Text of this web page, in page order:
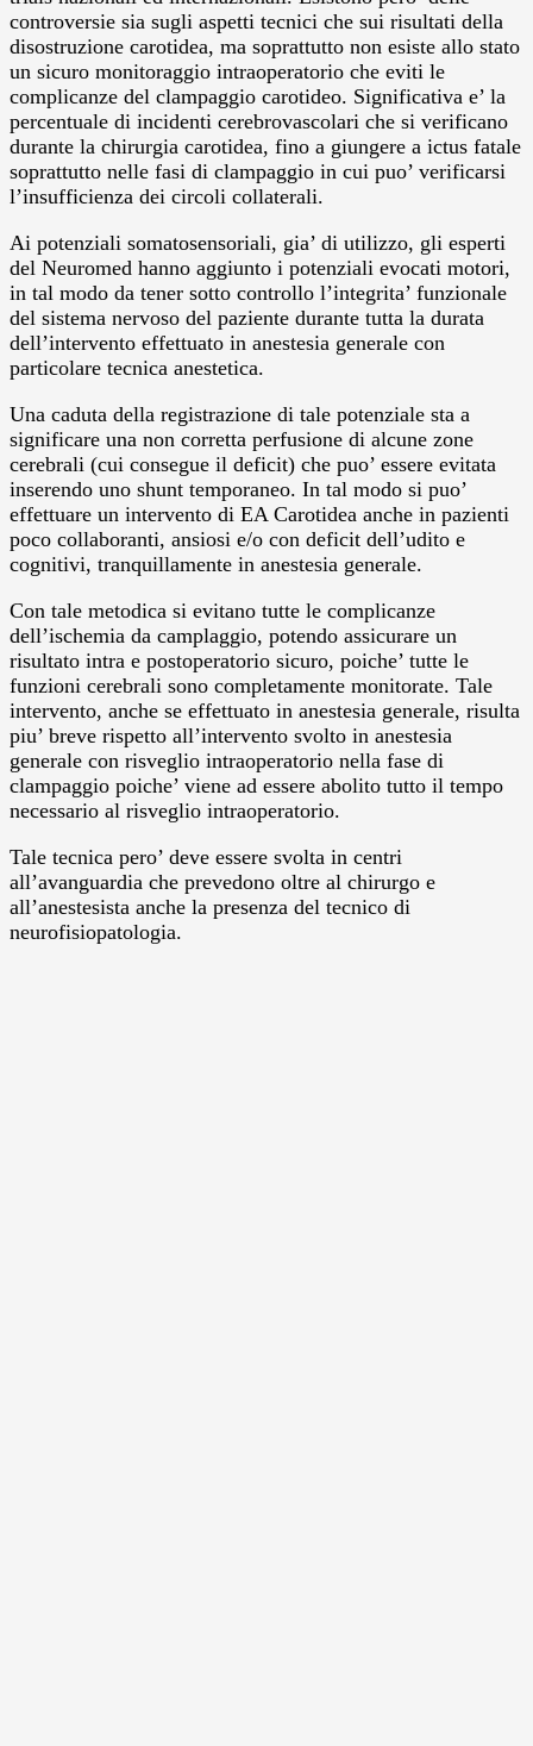
controversie sia sugli aspetti tecnici che sui risultati della
disostruzione carotidea, ma soprattutto non esiste allo stato
un sicuro monitoraggio intraoperatorio che eviti le
complicanze del clampaggio carotideo. Significativa e’ la
percentuale di incidenti cerebrovascolari che si verificano
durante la chirurgia carotidea, fino a giungere a ictus fatale
soprattutto nelle fasi di clampaggio in cui puo’ verificarsi
l’insufficienza dei circoli collaterali.
Ai potenziali somatosensoriali, gia’ di utilizzo, gli esperti
del Neuromed hanno aggiunto i potenziali evocati motori,
in tal modo da tener sotto controllo l’integrita’ funzionale
del sistema nervoso del paziente durante tutta la durata
dell’intervento effettuato in anestesia generale con
particolare tecnica anestetica.
Una caduta della registrazione di tale potenziale sta a
significare una non corretta perfusione di alcune zone
cerebrali (cui consegue il deficit) che puo’ essere evitata
inserendo uno shunt temporaneo. In tal modo si puo’
effettuare un intervento di EA Carotidea anche in pazienti
poco collaboranti, ansiosi e/o con deficit dell’udito e
cognitivi, tranquillamente in anestesia generale.
Con tale metodica si evitano tutte le complicanze
dell’ischemia da camplaggio, potendo assicurare un
risultato intra e postoperatorio sicuro, poiche’ tutte le
funzioni cerebrali sono completamente monitorate. Tale
intervento, anche se effettuato in anestesia generale, risulta
piu’ breve rispetto all’intervento svolto in anestesia
generale con risveglio intraoperatorio nella fase di
clampaggio poiche’ viene ad essere abolito tutto il tempo
necessario al risveglio intraoperatorio.
Tale tecnica pero’ deve essere svolta in centri
all’avanguardia che prevedono oltre al chirurgo e
all’anestesista anche la presenza del tecnico di
neurofisiopatologia.